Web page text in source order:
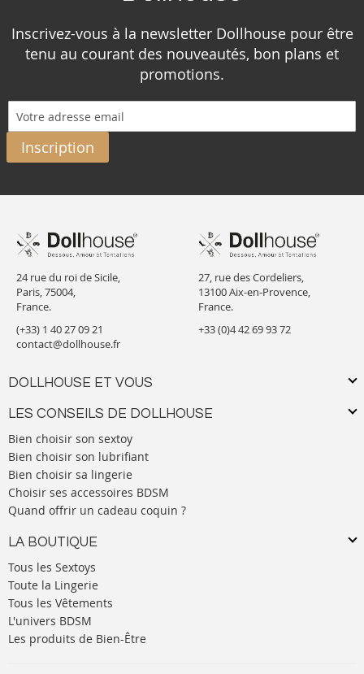
Inscrivez-vous à la newsletter Dollhouse pour être
tenu au courant des nouveautés, bon plans et
promotions.
Inscription
24 rue du roi de Sicile,
Paris, 75004,
France.
(+33) 1 40 27 09 21
contact@dollhouse.fr
DOLLHOUSE ET VOUS
LES CONSEILS DE DOLLHOUSE
Bien choisir son sextoy
Bien choisir son lubrifiant
Bien choisir sa lingerie
Choisir ses accessoires BDSM
Quand offrir un cadeau coquin ?
LA BOUTIQUE
Tous les Sextoys
Toute la Lingerie
Tous les Vêtements
L'univers BDSM
Les produits de Bien-Être
27, rue des Cordeliers,
13100 Aix-en-Provence,
France.
+33 (0)4 42 69 93 72